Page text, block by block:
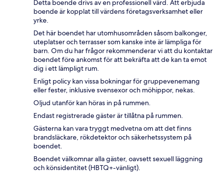
Detta boende drivs av en professionell värd. Att erbjuda
boende är kopplat till värdens företagsverksamhet eller
yrke.
Det här boendet har utomhusområden såsom balkonger,
uteplatser och terrasser som kanske inte är lämpliga för
barn. Om du har frågor rekommenderar vi att du kontaktar
boendet före ankomst för att bekräfta att de kan ta emot
dig i ett lämpligt rum.
Enligt policy kan vissa bokningar för gruppevenemang
eller fester, inklusive svensexor och möhippor, nekas.
Oljud utanför kan höras in på rummen.
Endast registrerade gäster är tillåtna på rummen.
Gästerna kan vara tryggt medvetna om att det finns
brandsläckare, rökdetektor och säkerhetssystem på
boendet.
Boendet välkomnar alla gäster, oavsett sexuell läggning
och könsidentitet (HBTQ+-vänligt).